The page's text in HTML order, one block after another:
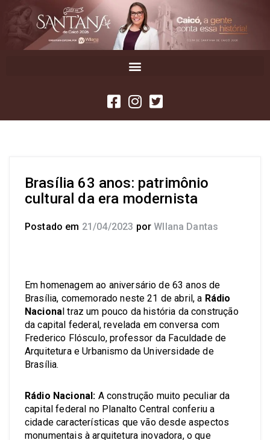
Brasília 63 anos: patrimônio
cultural da era modernista
Postado em 21/04/2023 por Wllana Dantas
Em homenagem ao aniversário de 63 anos de
Brasília, comemorado neste 21 de abril, a Rádio
Naciona l traz um pouco da história da construção
da capital federal, revelada em conversa com
Frederico Flósculo, professor da Faculdade de
Arquitetura e Urbanismo da Universidade de
Brasília.
Rádio Nacional: A construção muito peculiar da
capital federal no Planalto Central conferiu a
cidade características que vão desde aspectos
monumentais à arquitetura inovadora, o que